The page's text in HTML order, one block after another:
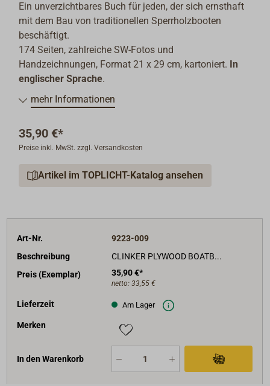
Ein unverzichtbares Buch für jeden, der sich ernsthaft
mit dem Bau von traditionellen Sperrholzbooten
beschäftigt.
174 Seiten, zahlreiche SW-Fotos und
Handzeichnungen, Format 21 x 29 cm, kartoniert. In
englischer Sprache.
mehr Informationen
35,90 €*
Preise inkl. MwSt. zzgl. Versandkosten
Artikel im TOPLICHT-Katalog ansehen
Art-Nr.
9223-009
Beschreibung
CLINKER PLYWOOD BOATB...
Preis (Exemplar)
35,90 €*
netto: 33,55 €
Lieferzeit Am Lager
Merken
In den Warenkorb